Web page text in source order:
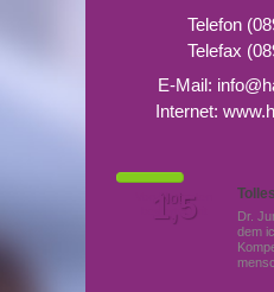
Telefon
Telefax
E-Mail:
Internet:
Dr.
dem
Von Patienten
bewertet mit
Note
1,5